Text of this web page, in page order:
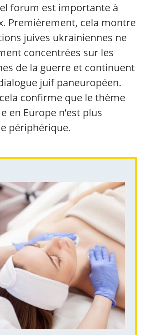
forum est importante à
Premièrement, cela montre
juives ukrainiennes ne
concentrées sur les
de la guerre et continuent
juif paneuropéen.
confirme que le thème
en Europe n’est plus
périphérique.